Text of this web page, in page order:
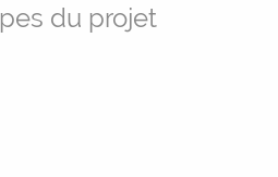
du projet